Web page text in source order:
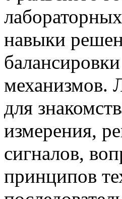
навыки
механизмов.
для
измерения,
сигналов,
принципов